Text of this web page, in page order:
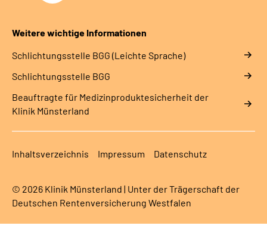
Weitere wichtige Informationen
Schlich­tungs­stel­le BGG (Leichte Sprache)
Schlich­tungs­stel­le BGG
Beauftragte für Medizinproduktesicherheit der
Klinik Münsterland
Inhaltsverzeichnis Impressum Datenschutz
© 2026 Klinik Münsterland | Unter der Trägerschaft der
Deutschen Rentenversicherung Westfalen